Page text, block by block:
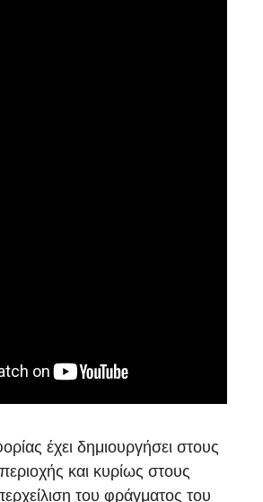
έχει δημιουργήσει στους
και κυρίως στους
του φράγματος του